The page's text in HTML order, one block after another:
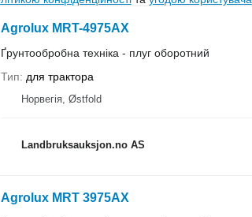
Agrolux MRT-4975AX
Ґрунтообробна техніка - плуг оборотний
Тип
для трактора
Норвегія, Østfold
Landbruksauksjon.no AS
Agrolux MRT 3975AX